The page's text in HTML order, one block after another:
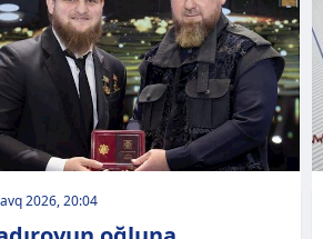
2026, 20:04